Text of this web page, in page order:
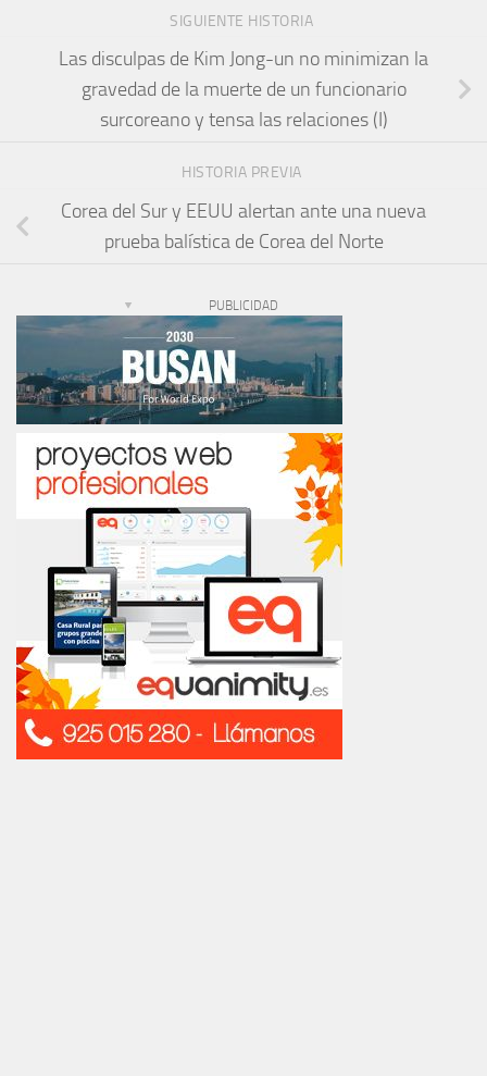
SIGUIENTE HISTORIA
Las disculpas de Kim Jong-un no minimizan la
gravedad de la muerte de un funcionario
surcoreano y tensa las relaciones (I)
HISTORIA PREVIA
Corea del Sur y EEUU alertan ante una nueva
prueba balística de Corea del Norte
PUBLICIDAD